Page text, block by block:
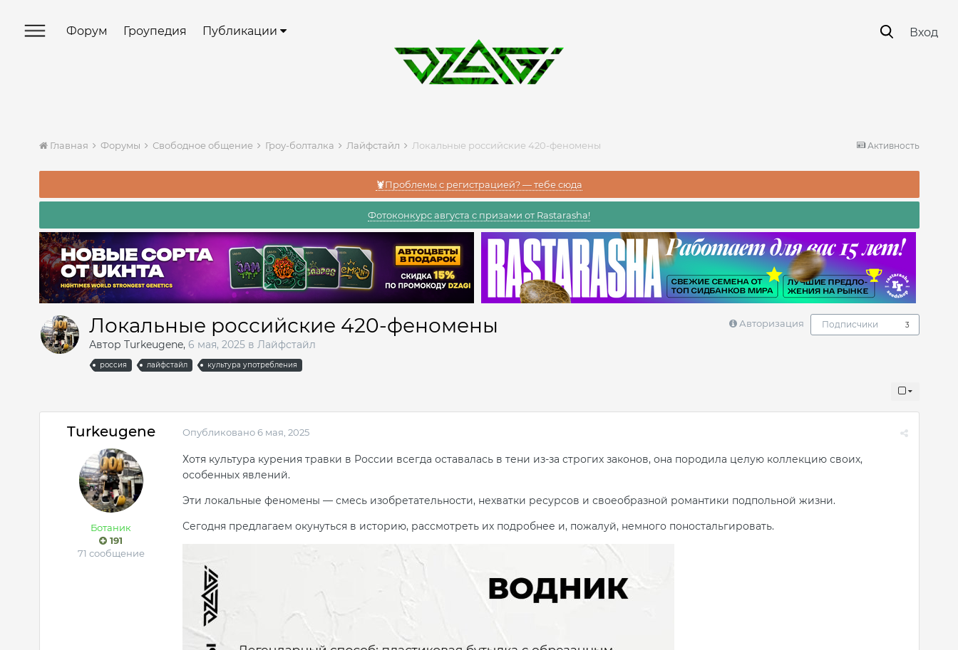
Форум Гроупедия Публикации Вход
Активность
Главная Форумы Свободное общение Гроу-болталка Лайфстайл Локальные российские 420-феномены
🦞Проблемы с регистрацией? — тебе сюда
Фотоконкурс августа с призами от Rastarasha!
Авторизация Подписчики 3
Локальные российские 420-феномены
Автор Turkeugene, 6 мая, 2025в Лайфстайл
россия лайфстайл культура употребления
Turkeugene
Ботаник
191
71 сообщение
Опубликовано6 мая, 2025
Хотя культура курения травки в России всегда оставалась в тени из-за строгих законов, она породила целую коллекцию своих,
особенных явлений.
Эти локальные феномены — смесь изобретательности, нехватки ресурсов и своеобразной романтики подпольной жизни.
Сегодня предлагаем окунуться в историю, рассмотреть их подробнее и, пожалуй, немного поностальгировать.